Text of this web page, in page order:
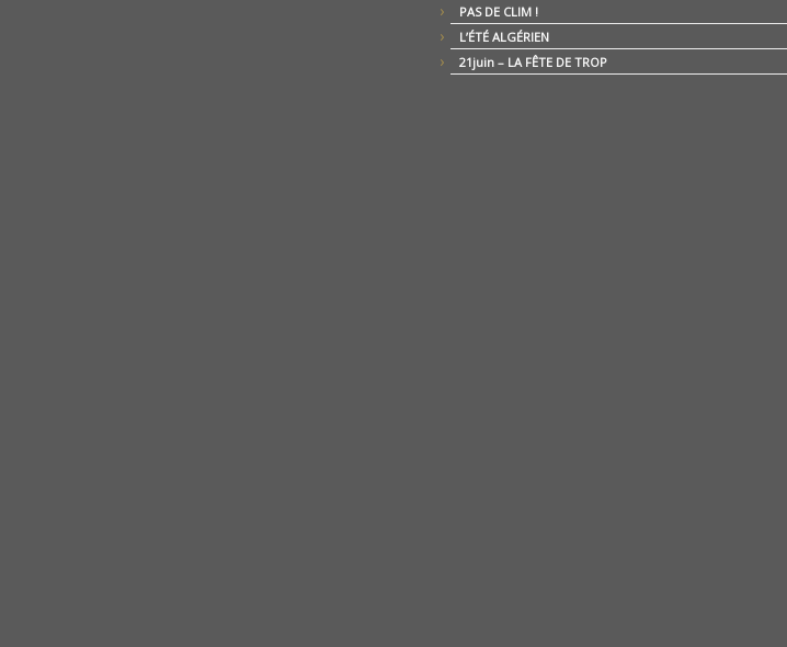
PAS DE CLIM !
L’ÉTÉ ALGÉRIEN
21juin – LA FÊTE DE TROP